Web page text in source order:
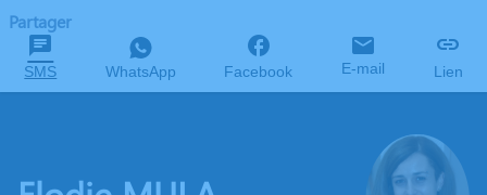
Partager
SMS WhatsApp Facebook E-mail Lien